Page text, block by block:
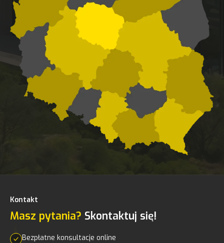
Kontakt
Masz pytania? Skontaktuj się!
Bezpłatne konsultacje online